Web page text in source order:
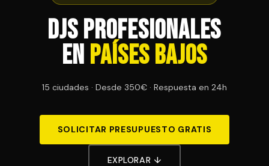
DJs Profesionales
en Países Bajos
15 ciudades · Desde 350€ · Respuesta en 24h
SOLICITAR PRESUPUESTO GRATIS
EXPLORAR ↓